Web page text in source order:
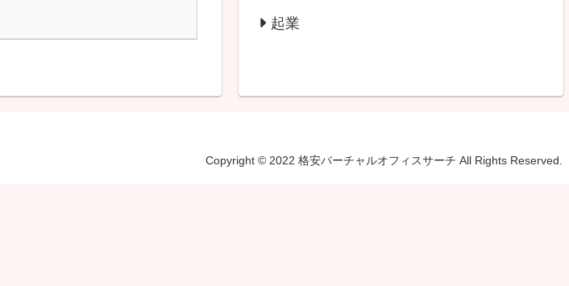
起業
Copyright © 2022 格安バーチャルオフィスサーチ All Rights Reserved.